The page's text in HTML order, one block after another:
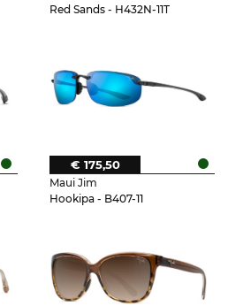
Red Sands - H432N-11T
Maui Jim
Hookipa - B407-11
€ 175,50